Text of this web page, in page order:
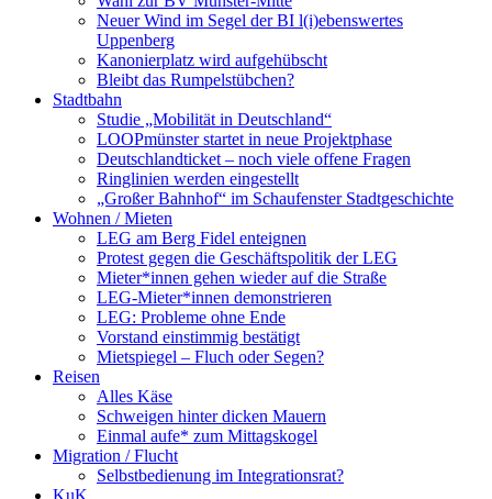
Neuer Wind im Segel der BI l(i)ebenswertes
Uppenberg
Kanonierplatz wird aufgehübscht
Bleibt das Rumpelstübchen?
Stadtbahn
Studie „Mobilität in Deutschland“
LOOPmünster startet in neue Projektphase
Deutschlandticket – noch viele offene Fragen
Ringlinien werden eingestellt
„Großer Bahnhof“ im Schaufenster Stadtgeschichte
Wohnen / Mieten
LEG am Berg Fidel enteignen
Protest gegen die Geschäftspolitik der LEG
Mieter*innen gehen wieder auf die Straße
LEG-Mieter*innen demonstrieren
LEG: Probleme ohne Ende
Vorstand einstimmig bestätigt
Mietspiegel – Fluch oder Segen?
Reisen
Alles Käse
Schweigen hinter dicken Mauern
Einmal aufe* zum Mittagskogel
Migration / Flucht
Selbstbedienung im Integrationsrat?